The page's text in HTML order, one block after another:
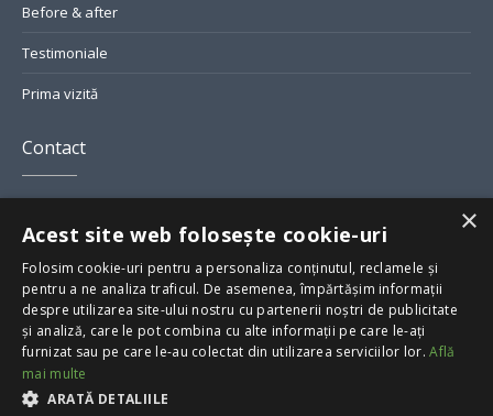
Before & after
Testimoniale
Prima vizită
Contact
+40 723 60 20 20
×
Acest site web folosește cookie-uri
Folosim cookie-uri pentru a personaliza conținutul, reclamele și
pentru a ne analiza traficul. De asemenea, împărtășim informații
despre utilizarea site-ului nostru cu partenerii noștri de publicitate
și analiză, care le pot combina cu alte informații pe care le-ați
furnizat sau pe care le-au colectat din utilizarea serviciilor lor.Află
mai multe
ARATĂ DETALIILE